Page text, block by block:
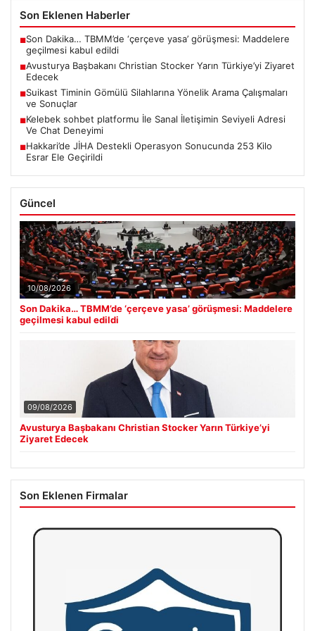
Son Eklenen Haberler
■Son Dakika… TBMM’de ‘çerçeve yasa’ görüşmesi: Maddelere
geçilmesi kabul edildi
■Avusturya Başbakanı Christian Stocker Yarın Türkiye’yi Ziyaret
Edecek
■Suikast Timinin Gömülü Silahlarına Yönelik Arama Çalışmaları
ve Sonuçlar
■Kelebek sohbet platformu İle Sanal İletişimin Seviyeli Adresi
Ve Chat Deneyimi
■Hakkari’de JİHA Destekli Operasyon Sonucunda 253 Kilo
Esrar Ele Geçirildi
Güncel
10/08/2026
Son Dakika… TBMM’de ‘çerçeve yasa’ görüşmesi: Maddelere
geçilmesi kabul edildi
09/08/2026
Avusturya Başbakanı Christian Stocker Yarın Türkiye’yi
Ziyaret Edecek
Son Eklenen Firmalar